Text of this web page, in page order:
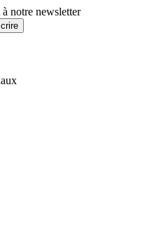
notre newsletter